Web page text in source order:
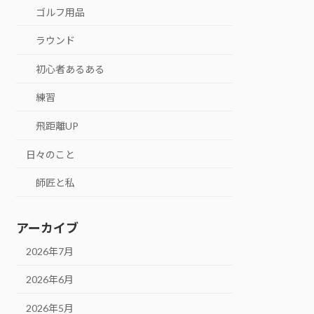
ゴルフ用品
ラウンド
初心者あるある
練習
飛距離UP
日々のこと
師匠と私
アーカイブ
2026年7月
2026年6月
2026年5月